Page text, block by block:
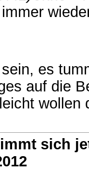
immer
es
auf die
sich